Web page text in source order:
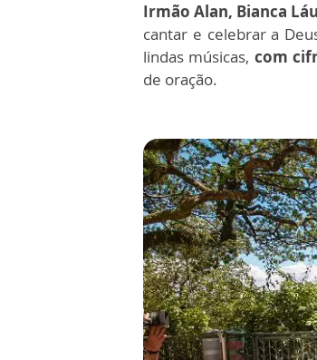
Irmão Alan, Bianca
cantar e celebrar a
lindas músicas, com
de oração.